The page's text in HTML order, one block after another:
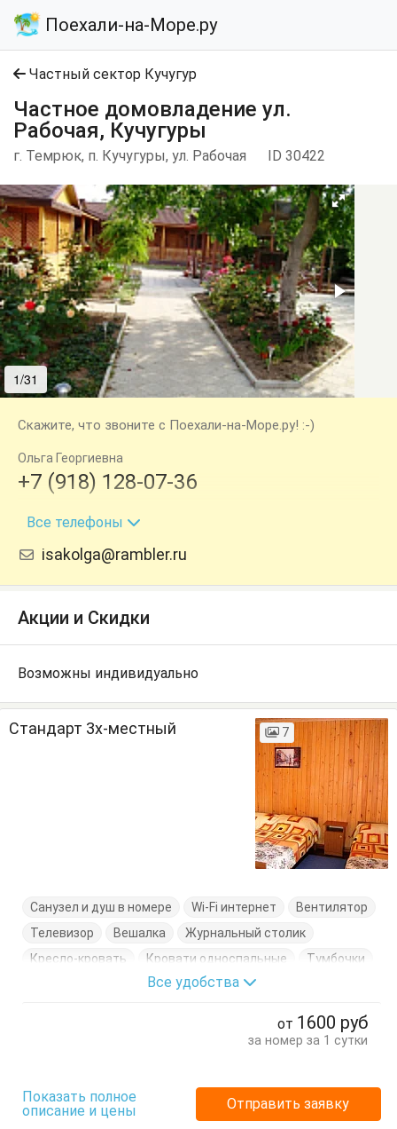
Поехали-на-Море.ру
Частный сектор Кучугур
Частное домовладение ул.
Рабочая, Кучугуры
г. Темрюк, п. Кучугуры, ул. Рабочая ID 30422
1/31
Скажите, что звоните с Поехали-на-Море.ру! :-)
Ольга Георгиевна
+7 (918) 128-07-36
+7 (928) 846-49-78
Все телефоны
isakolga@rambler.ru
Акции и Скидки
Возможны индивидуально
Стандарт 3х-местный 7
Санузел и душ в номере Wi-Fi интернет
Вентилятор
Телевизор
Вешалка
Журнальный столик
Кресло-кровать
Кровати односпальные Тумбочки
Все удобства
от 1600 руб
за номер за 1 сутки
Показать полное
описание и цены
Отправить заявку